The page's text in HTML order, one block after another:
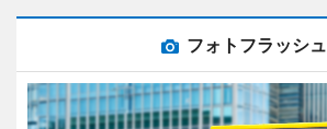
フォトフラッシュ